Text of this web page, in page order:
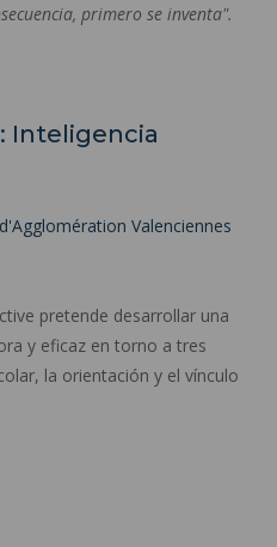
primero se inventa".
Inteligencia
Valenciennes
pretende desarrollar una
y eficaz en torno a tres
la orientación y el vínculo